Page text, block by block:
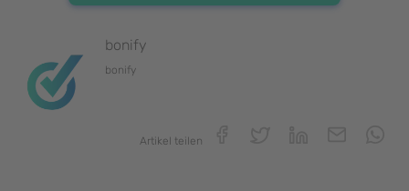
bonify
bonify
Artikel teilen